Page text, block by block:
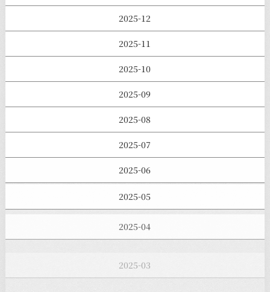
2025-12
2025-11
2025-10
2025-09
2025-08
2025-07
2025-06
2025-05
2025-02